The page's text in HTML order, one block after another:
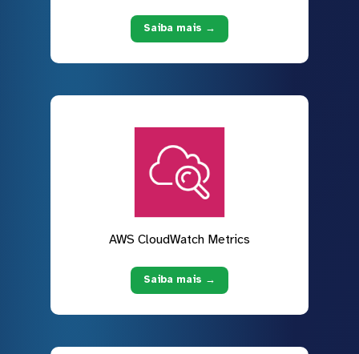
Saiba mais →
AWS CloudWatch Metrics
Saiba mais →